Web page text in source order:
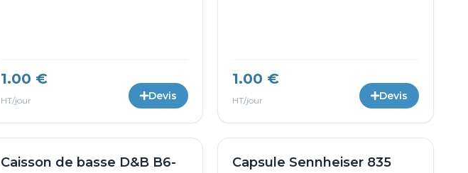
1.00 €
HT/jour Devis
1.00 €
HT/jour Devis
Caisson de basse D&B B6-
Capsule Sennheiser 835